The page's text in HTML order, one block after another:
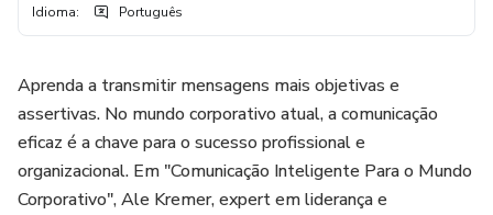
Idioma: Português
Aprenda a transmitir mensagens mais objetivas e
assertivas. No mundo corporativo atual, a comunicação
eficaz é a chave para o sucesso profissional e
organizacional. Em "Comunicação Inteligente Para o Mundo
Corporativo", Ale Kremer, expert em liderança e